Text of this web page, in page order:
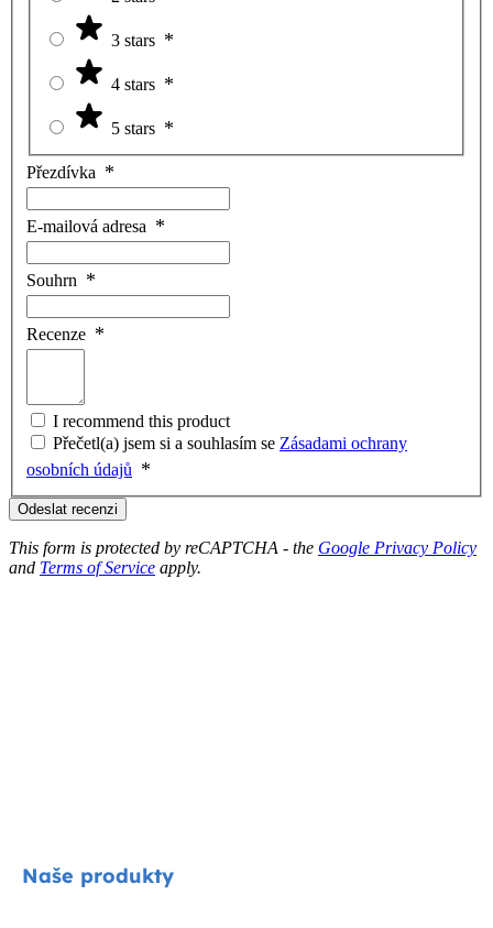
3 stars
4 stars
5 stars
Přezdívka
E-mailová adresa
Souhrn
Recenze
I recommend this product
Přečetl(a) jsem si a souhlasím se Zásadami ochrany
osobních údajů
Odeslat recenzi
This form is protected by reCAPTCHA - the Google Privacy Policy
and Terms of Service apply.
Naše produkty